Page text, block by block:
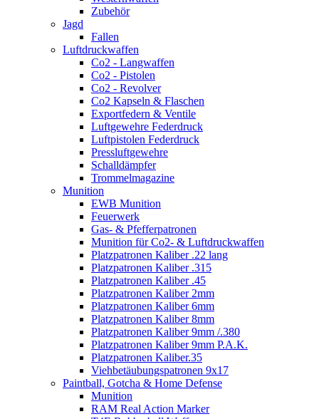
Zubehör
Jagd
Fallen
Luftdruckwaffen
Co2 - Langwaffen
Co2 - Pistolen
Co2 - Revolver
Co2 Kapseln & Flaschen
Exportfedern & Ventile
Luftgewehre Federdruck
Luftpistolen Federdruck
Pressluftgewehre
Schalldämpfer
Trommelmagazine
Munition
EWB Munition
Feuerwerk
Gas- & Pfefferpatronen
Munition für Co2- & Luftdruckwaffen
Platzpatronen Kaliber .22 lang
Platzpatronen Kaliber .315
Platzpatronen Kaliber .45
Platzpatronen Kaliber 2mm
Platzpatronen Kaliber 6mm
Platzpatronen Kaliber 8mm
Platzpatronen Kaliber 9mm /.380
Platzpatronen Kaliber 9mm P.A.K.
Platzpatronen Kaliber.35
Viehbetäubungspatronen 9x17
Paintball, Gotcha & Home Defense
Munition
RAM Real Action Marker